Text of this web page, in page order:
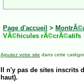
Page d'accueil >
VÃ©hicules rÃ©crÃ©atifs
Ajoutez votre site dans cette
Il n'y pas de sites inscrits
haut).